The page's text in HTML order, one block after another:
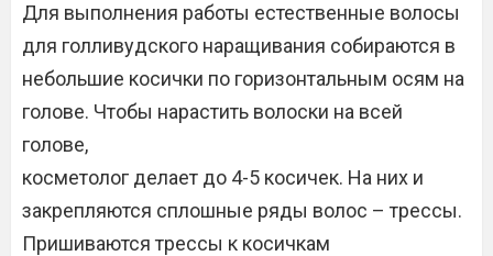
Для выполнения работы естественные волосы
для голливудского наращивания собираются в
небольшие косички по горизонтальным осям на
голове. Чтобы нарастить волоски на всей
голове,
косметолог делает до 4-5 косичек. На них и
закрепляются сплошные ряды волос – трессы.
Пришиваются трессы к косичкам